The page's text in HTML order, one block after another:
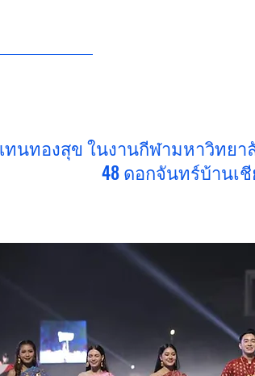
นทองสุข ในงานกีฬามหาวิทยา
48 ดอกจันทร์บ้านเ